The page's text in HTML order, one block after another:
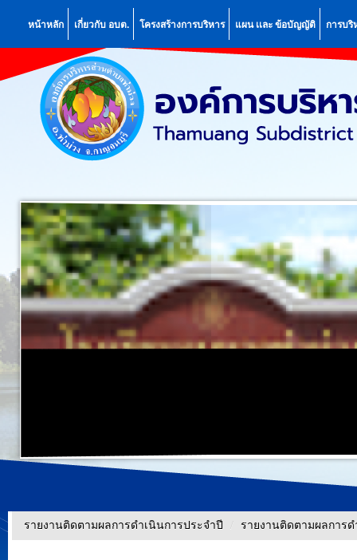
หน้าหลัก เกี่ยวกับ อบต. โครงสร้างการบริหาร แผน เเละ ข้อบัญญัติ การบริ
รายงานติดตามผลการดำเนินการประจำปี / รายงานติดตามผลการด